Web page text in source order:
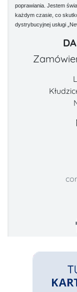
poprawiania. Jestem
każdym czasie, co
dystrybucyjnej usługi